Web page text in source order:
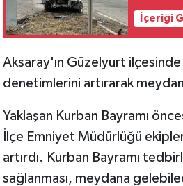
İçeriği
Aksaray'ın Güzelyurt
denetimlerini artırarak
Yaklaşan Kurban Bayramı
İlçe Emniyet Müdürlüğü
artırdı. Kurban Bayramı
sağlanması, meydana